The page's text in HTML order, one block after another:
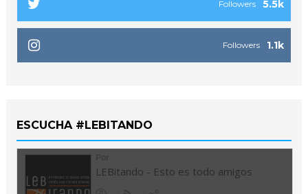
5.5k
Followers
1.1k
Followers
ESCUCHA #LEBITANDO